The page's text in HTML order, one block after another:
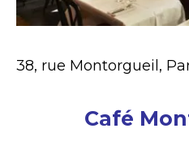
38, rue Montorgueil,
Café